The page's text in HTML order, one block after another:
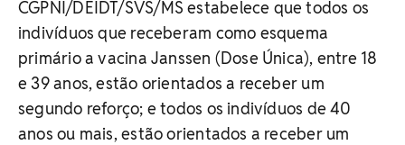
CGPNI/DEIDT/SVS/MS estabelece que todos os
indivíduos que receberam como esquema
primário a vacina Janssen (Dose Única), entre 18
e 39 anos, estão orientados a receber um
segundo reforço; e todos os indivíduos de 40
anos ou mais, estão orientados a receber um